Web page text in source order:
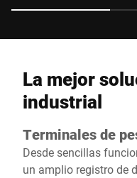
La mejor
industrial
Terminales de
Desde sencillas
un amplio registro de